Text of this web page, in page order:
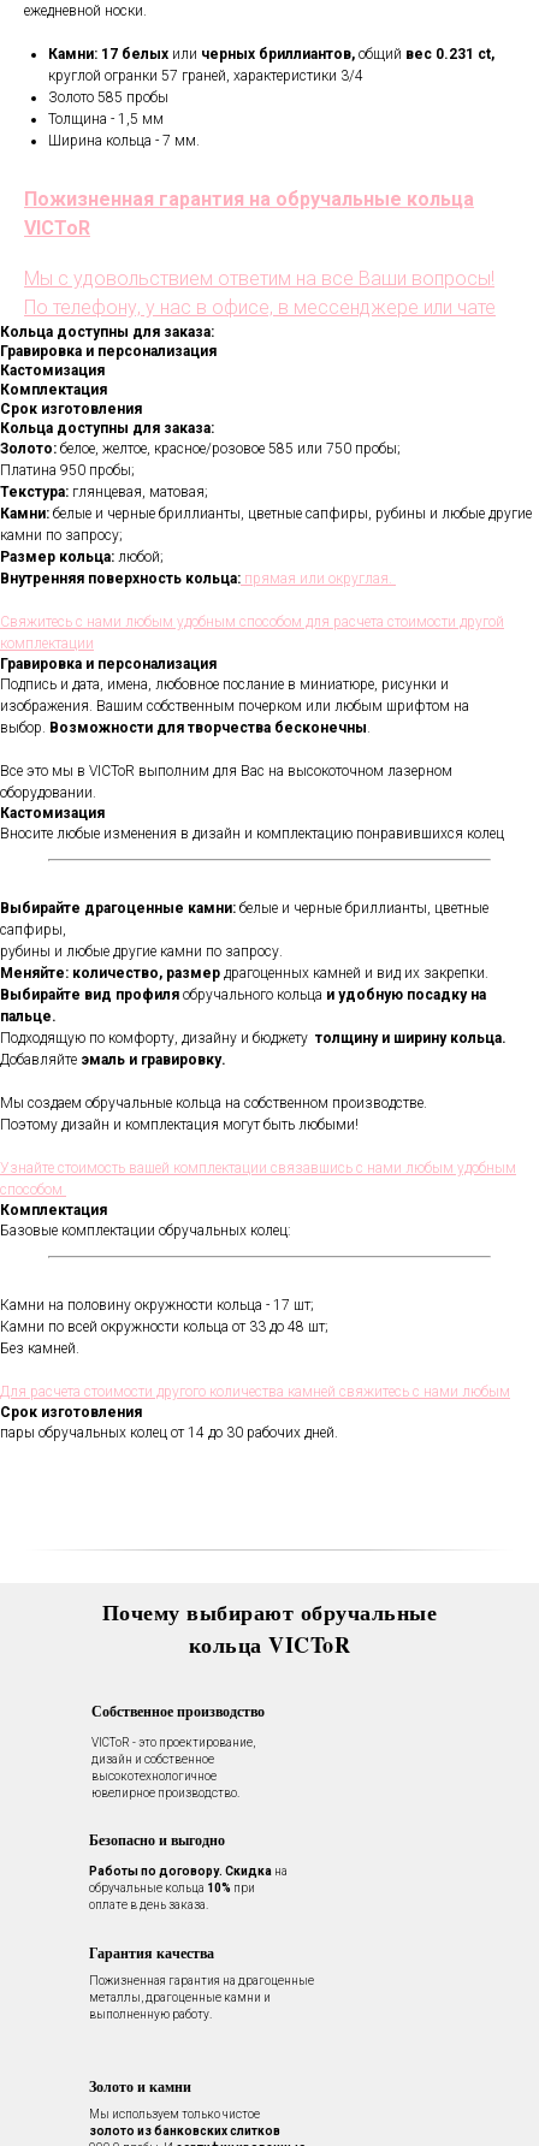
ежедневной носки.
Камни: 17 белых или черных бриллиантов, общий вес 0.231 ct,
круглой огранки 57 граней, характеристики 3/4
Золото 585 пробы
Толщина - 1,5 мм
Ширина кольца - 7 мм.
Пожизненная гарантия на обручальные кольца
VICToR
Мы с удовольствием ответим на все Ваши вопросы!
По телефону, у нас в офисе, в мессенджере или чате
Кольца доступны для заказа:
Гравировка и персонализация
Кастомизация
Комплектация
Срок изготовления
Кольца доступны для заказа:
Золото: белое, желтое, красное/розовое 585 или 750 пробы;
Платина 950 пробы;
Текстура: глянцевая, матовая;
Камни: белые и черные бриллианты, цветные сапфиры, рубины и любые другие
камни по запросу;
Размер кольца: любой;
Внутренняя поверхность кольца: прямая или округлая.
Свяжитесь с нами любым удобным способом для расчета стоимости другой
комплектации
Гравировка и персонализация
Подпись и дата, имена, любовное послание в миниатюре, рисунки и
изображения. Вашим собственным почерком или любым шрифтом на
выбор. Возможности для творчества бесконечны.
Все это мы в VICToR выполним для Вас на высокоточном лазерном
оборудовании.
Кастомизация
Вносите любые изменения в дизайн и комплектацию понравившихся колец
Выбирайте драгоценные камни: белые и черные бриллианты, цветные
сапфиры,
рубины и любые другие камни по запросу.
Меняйте: количество, размер драгоценных камней и вид их закрепки.
Выбирайте вид профиля обручального кольца и удобную посадку на
пальце.
Подходящую по комфорту, дизайну и бюджету толщину и ширину кольца.
Добавляйте эмаль и гравировку.
Мы создаем обручальные кольца на собственном производстве.
Поэтому дизайн и комплектация могут быть любыми!
Узнайте стоимость вашей комплектации связавшись с нами любым удобным
способом
Комплектация
Базовые комплектации обручальных колец:
Камни на половину окружности кольца - 17 шт;
Камни по всей окружности кольца от 33 до 48 шт;
Без камней.
Для расчета стоимости другого количества камней свяжитесь с нами любым
Срок изготовления
пары обручальных колец от 14 до 30 рабочих дней.
VICToR - это проектирование,
дизайн и собственное
высокотехнологичное
ювелирное производство.
Работы по договору. Скидка на
обручальные кольца 10% при
оплате в день заказа.
Мы используем только чистое
золото из банковских слитков
Собственное производство
Безопасно и выгодно
Золото и камни
Гарантия качества
Пожизненная гарантия на драгоценные
металлы, драгоценные камни и
выполненную работу.
Почему выбирают обручальные
кольца VICToR
полировать и чистить их - бесплатно.
Проверка закрепки камней,
размера, восстановление